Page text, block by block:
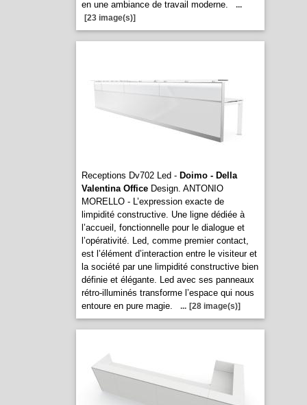
en une ambiance de travail moderne.
...
[23 image(s)]
Receptions Dv702 Led - Doimo - Della
Valentina OfficeDesign. ANTONIO
MORELLO - L’expression exacte de
limpidité constructive. Une ligne dédiée à
l’accueil, fonctionnelle pour le dialogue et
l’opérativité. Led, comme premier contact,
est l’élément d’interaction entre le visiteur et
la société par une limpidité constructive bien
définie et élégante. Led avec ses panneaux
rétro-illuminés transforme l’espace qui nous
entoure en pure magie.
... [28 image(s)]